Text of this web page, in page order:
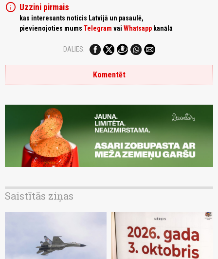
info Uzzini pirmais
kas interesants noticis Latvijā un pasaulē,
pievienojoties mums Telegram vai Whatsapp kanālā
DALIES:
Komentēt
Saistītās ziņas